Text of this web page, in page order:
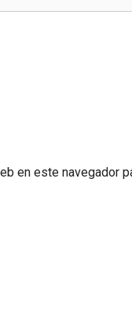
en este navegador